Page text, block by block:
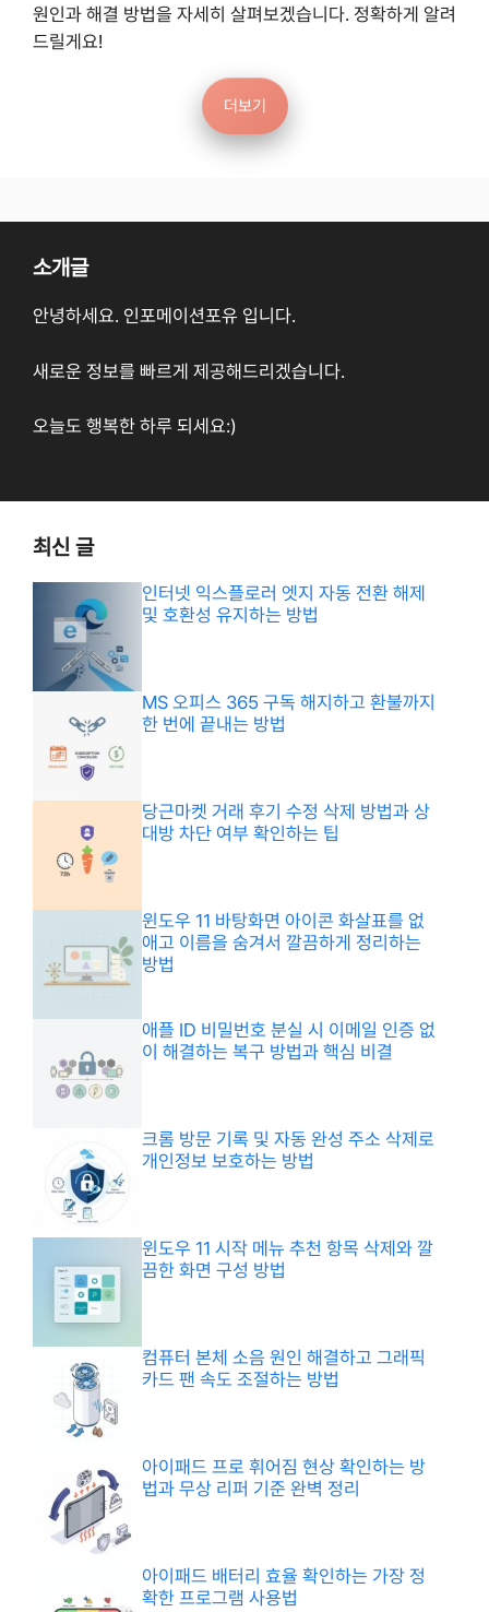
원인과 해결 방법을 자세히 살펴보겠습니다. 정확하게 알려
드릴게요!
더보기
소개글
안녕하세요. 인포메이션포유 입니다.
새로운 정보를 빠르게 제공해드리겠습니다.
오늘도 행복한 하루 되세요:)
최신 글
인터넷 익스플로러 엣지 자동 전환 해제
및 호환성 유지하는 방법
MS 오피스 365 구독 해지하고 환불까지
한 번에 끝내는 방법
당근마켓 거래 후기 수정 삭제 방법과 상
대방 차단 여부 확인하는 팁
윈도우 11 바탕화면 아이콘 화살표를 없
애고 이름을 숨겨서 깔끔하게 정리하는
방법
애플 ID 비밀번호 분실 시 이메일 인증 없
이 해결하는 복구 방법과 핵심 비결
크롬 방문 기록 및 자동 완성 주소 삭제로
개인정보 보호하는 방법
윈도우 11 시작 메뉴 추천 항목 삭제와 깔
끔한 화면 구성 방법
컴퓨터 본체 소음 원인 해결하고 그래픽
카드 팬 속도 조절하는 방법
아이패드 프로 휘어짐 현상 확인하는 방
법과 무상 리퍼 기준 완벽 정리
아이패드 배터리 효율 확인하는 가장 정
확한 프로그램 사용법